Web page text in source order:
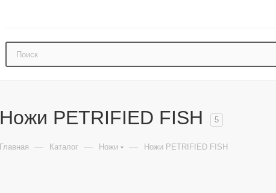
Ножи PETRIFIED FISH 5
Главная — Каталог — Ножи — Ножи PETRIFIED FISH